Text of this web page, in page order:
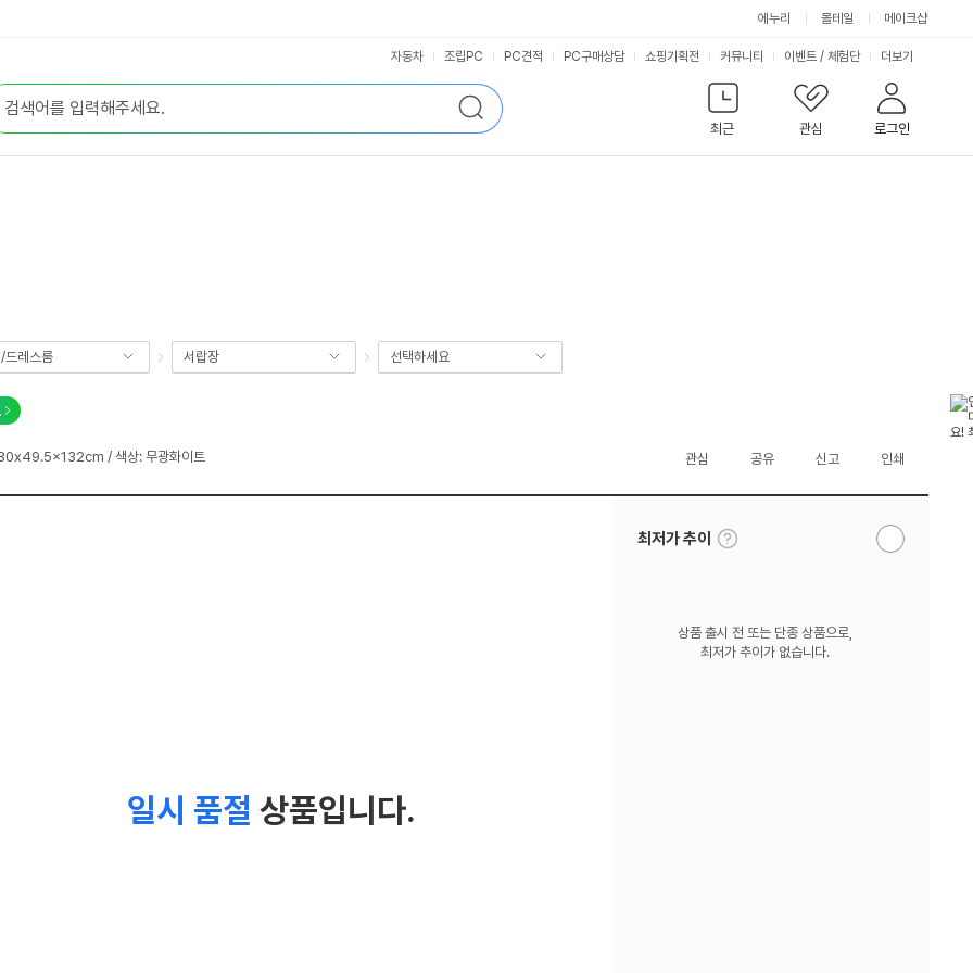
에누리 몰테일 메이크샵
검
색
최근
관심 로그인
자동차 조립PC PC견적 PC구매상담 쇼핑기획전 커뮤니티 이벤트 / 체험단 서
비
스
더보기
드레스룸 서랍장 선택하세요
/ 색상: 무광화이트 관심 공유 신고 인쇄
일시 품절 상품입니다.
최저가 추이
툴
팁
알
상품 출시 전 또는 단종 상품으로,
최저가 추이가 없습니다.